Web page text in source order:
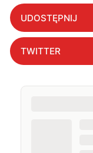
środku
to dobrze.
pojawiały
Online i
interesując
UDOSTĘPNIJ
TWITTER